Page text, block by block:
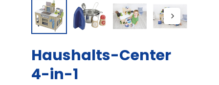
Haushalts-Center
4-in-1